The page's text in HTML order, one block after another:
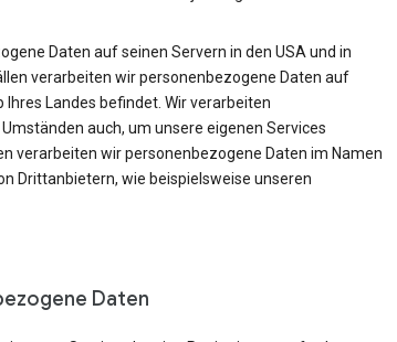
Daten auf seinen Servern in den USA und in
verarbeiten wir personenbezogene Daten auf
Landes befindet. Wir verarbeiten
auch, um unsere eigenen Services
verarbeiten wir personenbezogene Daten im Namen
Drittanbietern, wie beispielsweise unseren
Daten